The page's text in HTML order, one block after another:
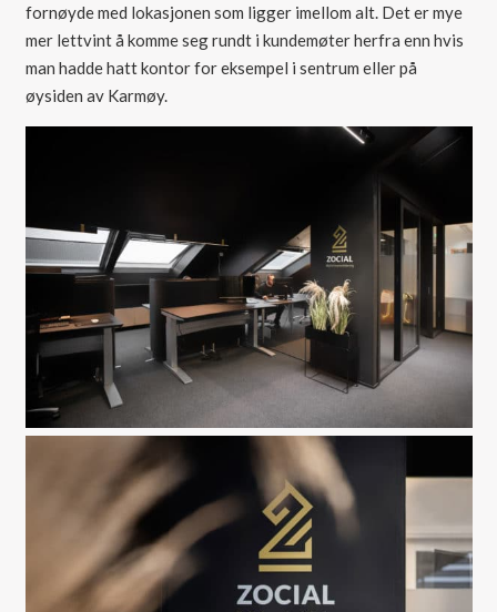
fornøyde med lokasjonen som ligger imellom alt. Det er mye
mer lettvint å komme seg rundt i kundemøter herfra enn hvis
man hadde hatt kontor for eksempel i sentrum eller på
øysiden av Karmøy.